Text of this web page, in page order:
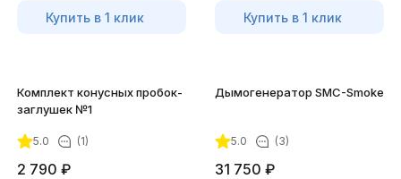
Купить в 1 клик Купить в 1 клик
Комплект конусных пробок-
заглушек №1
5.0 (1)
2 790 ₽
Дымогенератор SMC-Smoke
5.0 (3)
31 750 ₽